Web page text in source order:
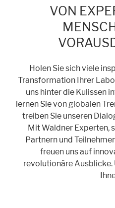
VON
Holen Sie sich viele
Transformation Ihrer
uns hinter die Kulissen
lernen Sie von globalen
treiben Sie unseren
Mit Waldner Experten,
Partnern und
freuen uns auf
revolutionäre Ausblicke.
Cookie Informationen anzeigen
helfen uns zu verstehen, wie unsere
Cookie Informationen anzeigen